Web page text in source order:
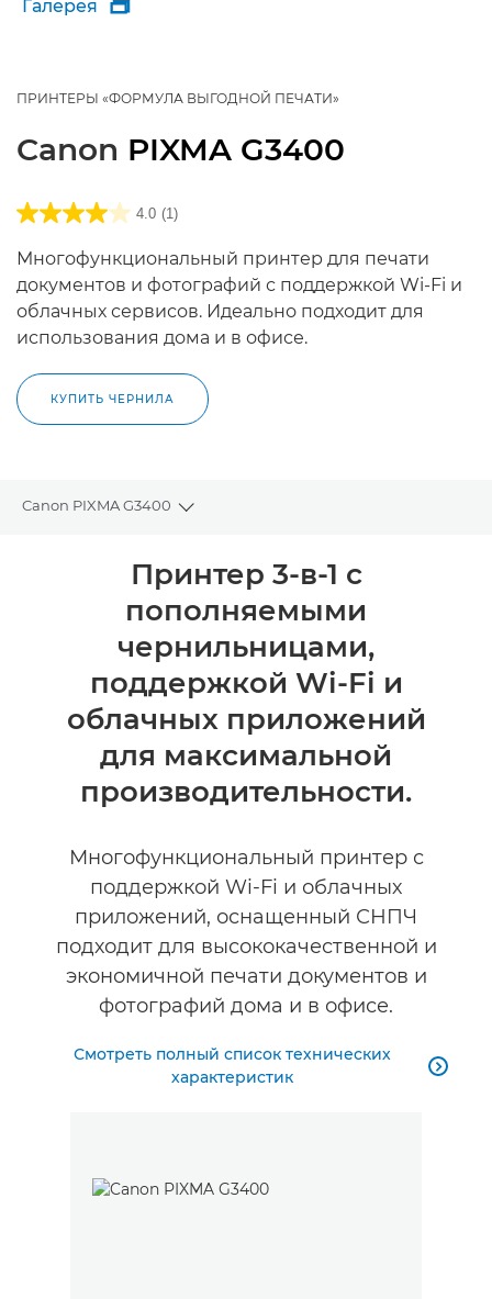
Галерея 
ПРИНТЕРЫ «ФОРМУЛА ВЫГОДНОЙ ПЕЧАТИ»
Canon PIXMA G3400
4.0 (1)
Многофункциональный принтер для печати
документов и фотографий с поддержкой Wi-Fi и
облачных сервисов. Идеально подходит для
использования дома и в офисе.
КУПИТЬ ЧЕРНИЛА
Canon PIXMA G3400
Toggle breadcrumbs
Общая информация
Технические характеристики
Поддержка
Принтер 3-в-1 с
пополняемыми
чернильницами,
поддержкой Wi-Fi и
облачных приложений
для максимальной
производительности.
Многофункциональный принтер с
поддержкой Wi-Fi и облачных
приложений, оснащенный СНПЧ
подходит для высококачественной и
экономичной печати документов и
фотографий дома и в офисе.
Смотреть полный список технических
характеристик
